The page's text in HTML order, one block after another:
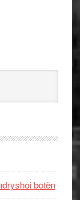
botën